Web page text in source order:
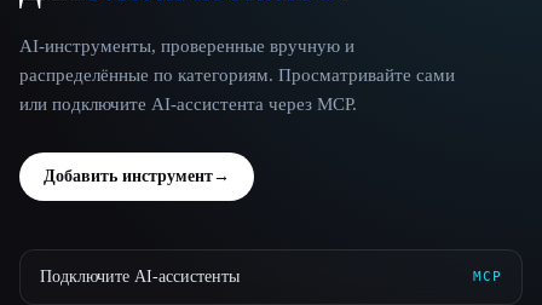
AI-инструменты, проверенные вручную и
распределённые по категориям. Просматривайте сами
или подключите AI-ассистента через MCP.
Добавить инструмент→
Подключите AI-ассистенты MCP